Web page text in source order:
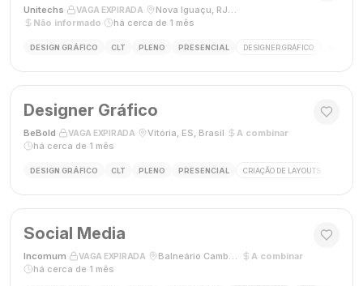
Unitechs VAGA EXPIRADA Nova Iguaçu, RJ, Brasil
Não informado
há cerca de 1 mês
DESIGN GRÁFICO CLT PLENO PRESENCIAL DESIGNER GRÁFICO
Designer Gráfico
BeBold VAGA EXPIRADA Vitória, ES, Brasil A combinar·
há cerca de 1 mês
DESIGN GRÁFICO CLT PLENO PRESENCIAL CRIAÇÃO DE LAYOUTS
Social Media
Incomum VAGA EXPIRADA Balneário Camboriú, SC A combinar·
há cerca de 1 mês